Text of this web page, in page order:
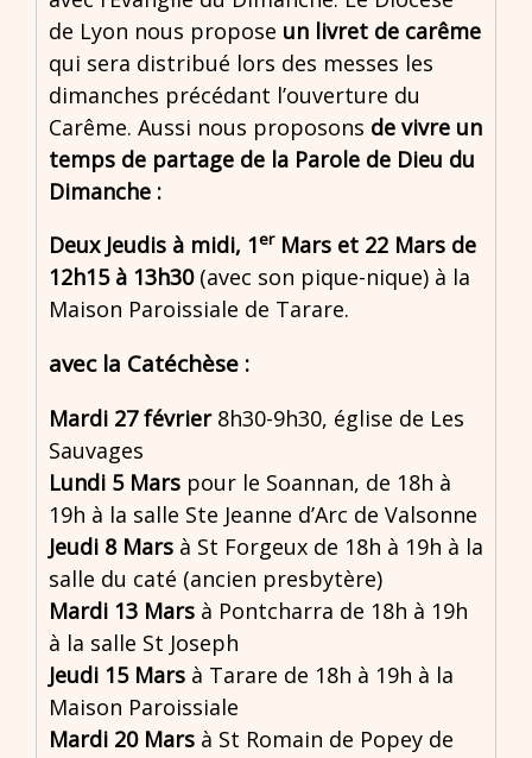
de Lyon nous propose un livret de carême
qui sera distribué lors des messes les
dimanches précédant l’ouverture du
Carême. Aussi nous proposons de vivre un
temps de partage de la Parole de Dieu du
Dimanche :
Deux Jeudis à midi, 1erMars et 22 Mars de
12h15 à 13h30 (avec son pique-nique) à la
Maison Paroissiale de Tarare.
avec la Catéchèse :
Mardi 27 février 8h30-9h30, église de Les
Sauvages
Lundi 5 Mars pour le Soannan, de 18h à
19h à la salle Ste Jeanne d’Arc de Valsonne
Jeudi 8 Mars à St Forgeux de 18h à 19h à la
salle du caté (ancien presbytère)
Mardi 13 Mars à Pontcharra de 18h à 19h
à la salle St Joseph
Jeudi 15 Mars à Tarare de 18h à 19h à la
Maison Paroissiale
Mardi 20 Mars à St Romain de Popey de